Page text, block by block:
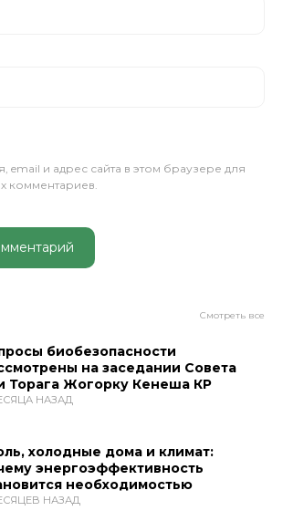
email и адрес сайта в этом браузере для
комментариев.
Смотреть все
биобезопасности
на заседании Совета
Торага Жогорку Кенеша КР
НАЗАД
холодные дома и климат:
энергоэффективность
необходимостью
НАЗАД